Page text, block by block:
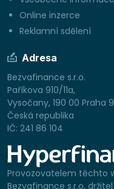
Online inzerce
Reklamní sdělení
Adresa
Bezvafinance s.r.o.
Paříkova 910/11a,
Vysočany, 190 00 Praha 9
Česká republika
IČ: 241 86 104
Provozovatelem těchto
Bezvafinance s.r.o,